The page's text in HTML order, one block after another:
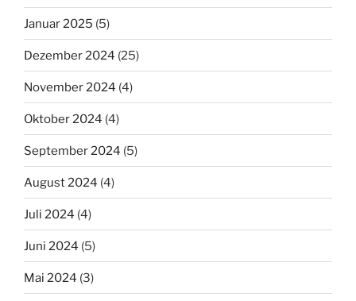
Januar 2025 (5)
Dezember 2024 (25)
November 2024 (4)
Oktober 2024 (4)
September 2024 (5)
August 2024 (4)
Juli 2024 (4)
Juni 2024 (5)
Mai 2024 (3)